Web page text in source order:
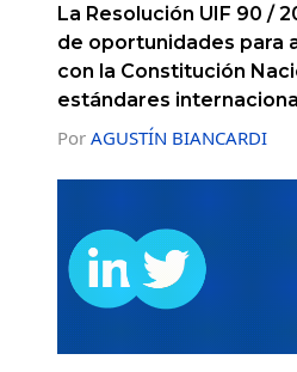
La Resolución UIF 90 /
de oportunidades para
con la Constitución
estándares
Por AGUSTÍN BIANCARDI